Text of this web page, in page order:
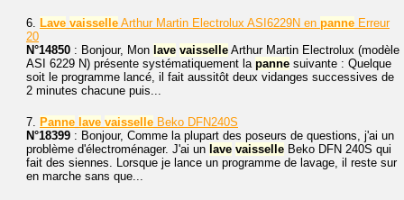
6. Lave vaisselle Arthur Martin Electrolux ASI6229N en panne Erreur
20
N°14850 : Bonjour, Mon lave vaisselle Arthur Martin Electrolux (modèle
ASI 6229 N) présente systématiquement la panne suivante : Quelque
soit le programme lancé, il fait aussitôt deux vidanges successives de
2 minutes chacune puis...
7. Panne lave vaisselle Beko DFN240S
N°18399 : Bonjour, Comme la plupart des poseurs de questions, j'ai un
problème d'électroménager. J'ai un lave vaisselle Beko DFN 240S qui
fait des siennes. Lorsque je lance un programme de lavage, il reste sur
en marche sans que...